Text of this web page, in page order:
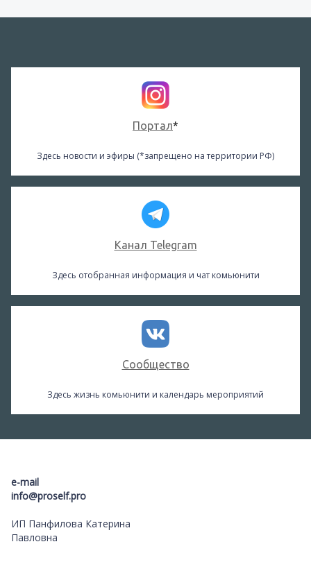
Портал*
Здесь новости и эфиры (*запрещено на территории РФ)
Канал Telegram
Здесь отобранная информация и чат комьюнити
Сообщество
Здесь жизнь комьюнити и календарь мероприятий
e-mail
info@proself.pro
ИП Панфилова Катерина
Павловна